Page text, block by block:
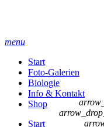
menu
Start
Foto-Galerien
Biologie
Info & Kontakt
Shop
Start